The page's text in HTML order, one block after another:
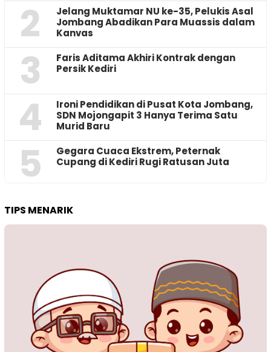
2
Jelang Muktamar NU ke-35, Pelukis Asal
Jombang Abadikan Para Muassis dalam
Kanvas
3
Faris Aditama Akhiri Kontrak dengan
Persik Kediri
4
Ironi Pendidikan di Pusat Kota Jombang,
SDN Mojongapit 3 Hanya Terima Satu
Murid Baru
5
‎Gegara Cuaca Ekstrem, Peternak
Cupang di Kediri Rugi Ratusan Juta
TIPS MENARIK